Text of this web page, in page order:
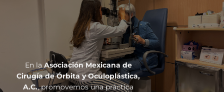
En la Asociación Mexicana de
Cirugía de Órbita y Oculoplástica,
A.C., promovemos una práctica